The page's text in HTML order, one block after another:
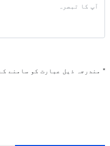
* مندرجہ ذیل عبارت کو سامنے